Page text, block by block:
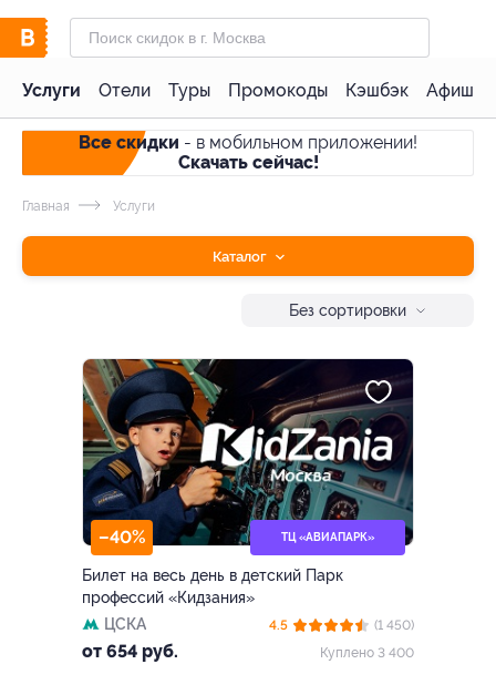
Услуги Отели Туры Промокоды Кэшбэк Афиша
Все скидки - в мобильном приложении!
Скачать сейчас!
Главная Услуги
Каталог
Без сортировки
–40% ТЦ «АВИАПАРК»
Билет на весь день в детский Парк
профессий «Кидзания»
ЦСКА
от 654 руб.
4.5
(1 450)
Куплено 3 400